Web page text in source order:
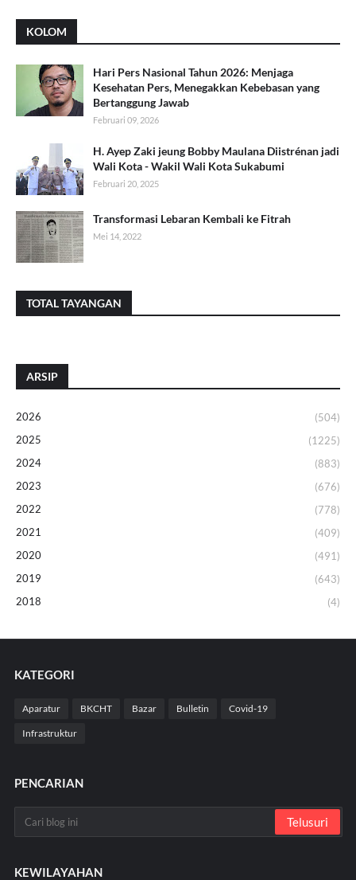
KOLOM
Hari Pers Nasional Tahun 2026: Menjaga
Kesehatan Pers, Menegakkan Kebebasan yang
Bertanggung Jawab
Februari 09, 2026
H. Ayep Zaki jeung Bobby Maulana Diistrénan jadi
Wali Kota - Wakil Wali Kota Sukabumi
Februari 20, 2025
Transformasi Lebaran Kembali ke Fitrah
Mei 14, 2022
TOTAL TAYANGAN
ARSIP
2026
(504)
2025
(1225)
2024
(883)
2023
(676)
2022
(778)
2021
(409)
2020
(491)
2019
(643)
2018
(4)
KATEGORI
Aparatur BKCHT Bazar Bulletin Covid-19
Infrastruktur
PENCARIAN
KEWILAYAHAN